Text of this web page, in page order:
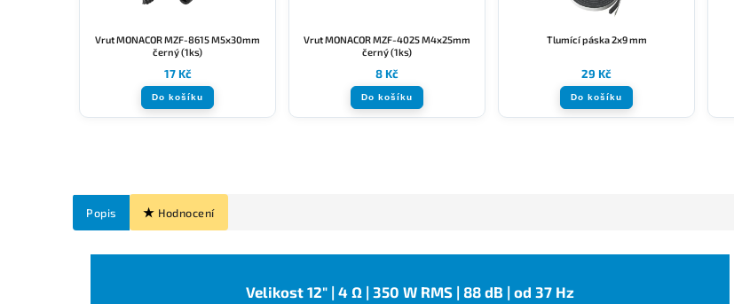
Vrut MONACOR MZF-8615 M5x30mm
černý (1ks)
17 Kč
Do košíku
Vrut MONACOR MZF-4025 M4x25mm
černý (1ks)
8 Kč
Do košíku
Tlumící páska 2x9 mm
29 Kč
Do košíku
Popis Hodnocení
Velikost 12" | 4 Ω | 350 W RMS | 88 dB | od 37 Hz